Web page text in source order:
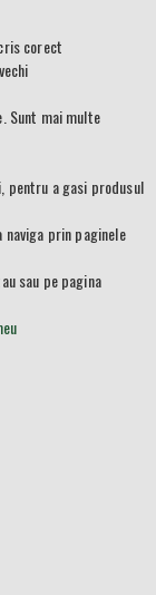
corect
Sunt mai multe
pentru a gasi produsul
prin paginele
sau pe pagina